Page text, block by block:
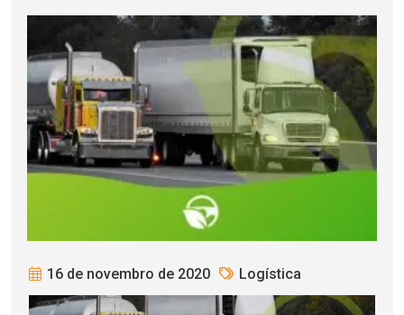
16 de novembro de 2020 Logística